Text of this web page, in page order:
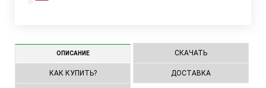
ОПИСАНИЕ СКАЧАТЬ
КАК КУПИТЬ? ДОСТАВКА